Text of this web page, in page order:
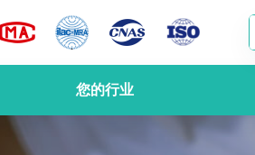
您的行业